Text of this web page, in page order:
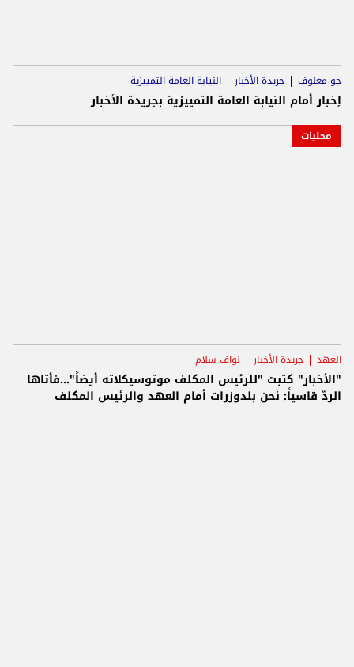
جو معلوف جريدة الأخبار النيابة العامة التمييزية
إخبار أمام النيابة العامة التمييزية بجريدة الأخبار
محليات
العهد جريدة الأخبار نواف سلام
"الأخبار" كتبت "للرئيس المكلف موتوسيكلاته أيضاً"...فأتاها
الردّ قاسياً: نحن بلدوزرات أمام العهد والرئيس المكلف